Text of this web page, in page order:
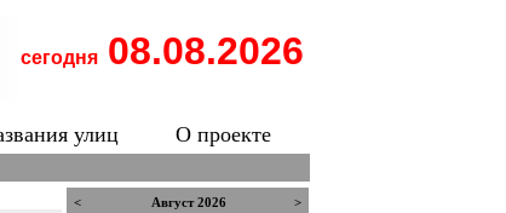
сегодня 08.08.2026
улиц
О проекте
< Август 2026 >